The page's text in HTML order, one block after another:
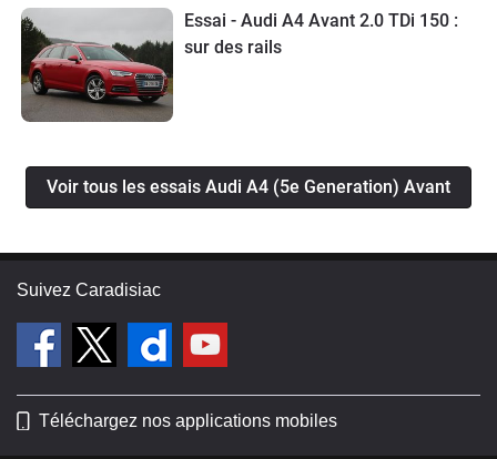
Essai - Audi A4 Avant 2.0 TDi 150 :
sur des rails
Voir tous les essais Audi A4 (5e Generation) Avant
Suivez Caradisiac
Téléchargez nos applications mobiles